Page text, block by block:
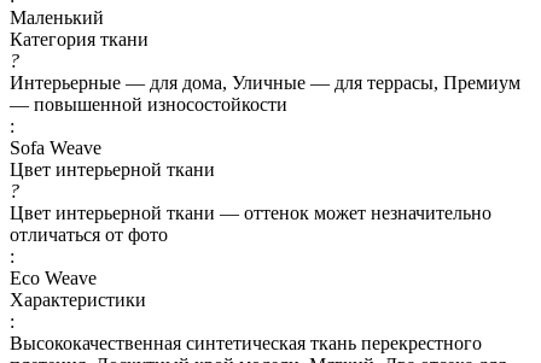
Маленький
Категория ткани
?
Интерьерные — для дома, Уличные — для террасы, Премиум
— повышенной износостойкости
:
Sofa Weave
Цвет интерьерной ткани
?
Цвет интерьерной ткани — оттенок может незначительно
отличаться от фото
:
Eco Weave
Характеристики
:
Высококачественная синтетическая ткань перекрестного